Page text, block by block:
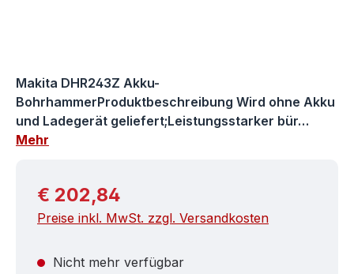
Makita DHR243Z Akku-
BohrhammerProduktbeschreibung Wird ohne Akku
und Ladegerät geliefert;Leistungsstarker bür…
Mehr
Regulärer Preis:
€ 202,84
Preise inkl. MwSt. zzgl. Versandkosten
Nicht mehr verfügbar